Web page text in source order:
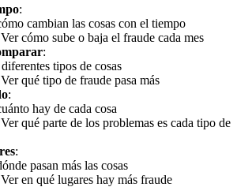
:
cambian las cosas con el tiempo
cómo sube o baja el fraude cada mes
:
tipos de cosas
qué tipo de fraude pasa más
:
hay de cada cosa
qué parte de los problemas es cada tipo de
:
pasan más las cosas
en qué lugares hay más fraude